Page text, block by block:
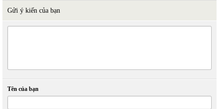
Gửi ý kiến của bạn
Tên của bạn